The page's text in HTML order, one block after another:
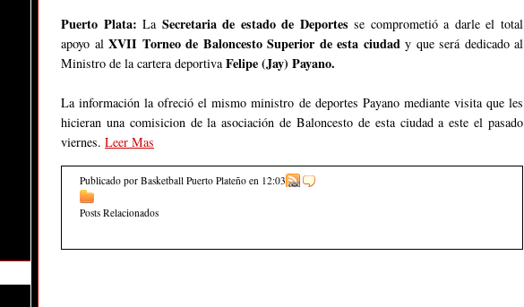
Puerto Plata: La Secretaria de estado de Deportes se comprometió a darle el total
apoyo al XVII Torneo de Baloncesto Superior de esta ciudady que será dedicado al
Ministro de la cartera deportivaFelipe (Jay) Payano.
La información la ofreció el mismo ministro de deportes Payano mediante visita que les
hicieran una comisicion de la asociación de Baloncesto de esta ciudad a este el pasado
viernes. Leer Mas
Publicado por Basketball Puerto Plateño en 12:03
Posts Relacionados